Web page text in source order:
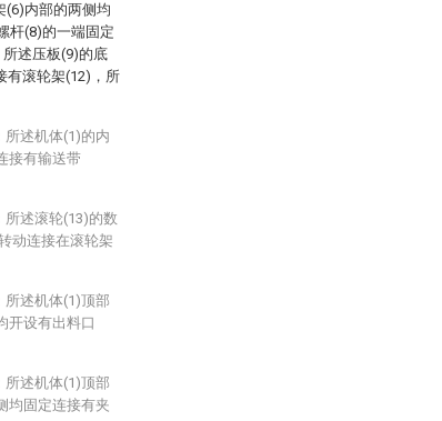
(6)内部的两侧均
杆(8)的一端固定
述压板(9)的底
有滚轮架(12)，所
所述机体(1)的内
接有输送带
述滚轮(13)的数
动连接在滚轮架
所述机体(1)顶部
开设有出料口
所述机体(1)顶部
均固定连接有夹